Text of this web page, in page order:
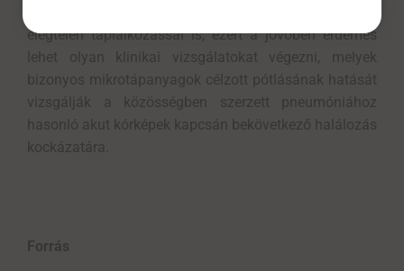
elégtelen táplálkozással is, ezért a jövőben érdemes
lehet olyan klinikai vizsgálatokat végezni, melyek
bizonyos mikrotápanyagok célzott pótlásának hatását
vizsgálják a közösségben szerzett pneumóniához
hasonló akut kórképek kapcsán bekövetkező halálozás
kockázatára.
Forrás